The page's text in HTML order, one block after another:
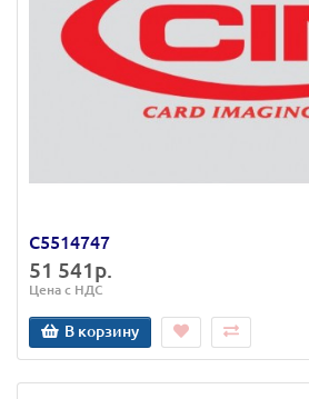
C5514747
51 541р.
Цена с НДС
В корзину